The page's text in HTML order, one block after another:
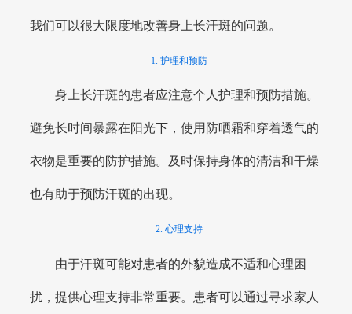
我们可以很大限度地改善身上长汗斑的问题。
1. 护理和预防
身上长汗斑的患者应注意个人护理和预防措施。
避免长时间暴露在阳光下，使用防晒霜和穿着透气的
衣物是重要的防护措施。及时保持身体的清洁和干燥
也有助于预防汗斑的出现。
2. 心理支持
由于汗斑可能对患者的外貌造成不适和心理困
扰，提供心理支持非常重要。患者可以通过寻求家人